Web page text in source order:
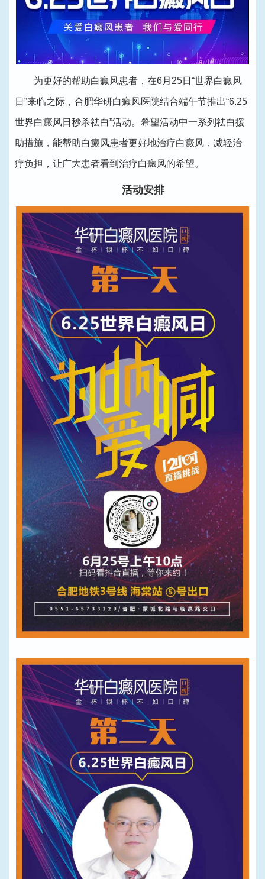
为更好的帮助白癜风患者，在6月25日“世界白癜风
日”来临之际，合肥华研白癜风医院结合端午节推出“6.25
世界白癜风日秒杀祛白”活动。希望活动中一系列祛白援
助措施，能帮助白癜风患者更好地治疗白癜风，减轻治
疗负担，让广大患者看到治疗白癜风的希望。
活动安排